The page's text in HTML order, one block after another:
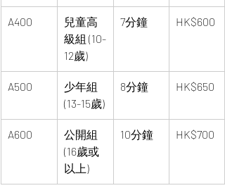
A400
兒童高
級組 (10-
12歲)
7分鐘 HK$600
A500
少年組
(13-15歲)
8分鐘 HK$650
A600
公開組
(16歲或
以上)
10分鐘 HK$700